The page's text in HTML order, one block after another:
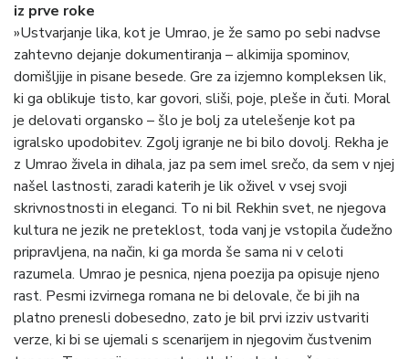
iz prve roke
»Ustvarjanje lika, kot je Umrao, je že samo po sebi nadvse
zahtevno dejanje dokumentiranja – alkimija spominov,
domišljije in pisane besede. Gre za izjemno kompleksen lik,
ki ga oblikuje tisto, kar govori, sliši, poje, pleše in čuti. Moral
je delovati organsko – šlo je bolj za utelešenje kot pa
igralsko upodobitev. Zgolj igranje ne bi bilo dovolj. Rekha je
z Umrao živela in dihala, jaz pa sem imel srečo, da sem v njej
našel lastnosti, zaradi katerih je lik oživel v vsej svoji
skrivnostnosti in eleganci. To ni bil Rekhin svet, ne njegova
kultura ne jezik ne preteklost, toda vanj je vstopila čudežno
pripravljena, na način, ki ga morda še sama ni v celoti
razumela. Umrao je pesnica, njena poezija pa opisuje njeno
rast. Pesmi izvirnega romana ne bi delovale, če bi jih na
platno prenesli dobesedno, zato je bil prvi izziv ustvariti
verze, ki bi se ujemali s scenarijem in njegovim čustvenim